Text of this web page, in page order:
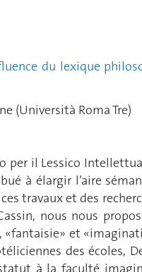
du lexique
(Università Roma Tre)
per il Lessico
à élargir l’aire
travaux et des
nous nous
et
des écoles,